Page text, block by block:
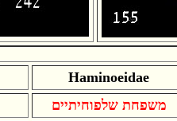
Haminoeidae
משפחת שלפוחיתיים